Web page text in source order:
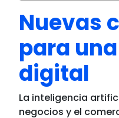
Nuevas
para
digital
La inteligencia
negocios y el